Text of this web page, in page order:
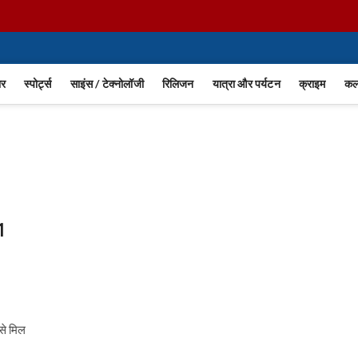
स्पोर्ट्स साइंस / टेक्नोलॉजी रिलिजन यात्रा और पर्यटन क्राइम
मिल